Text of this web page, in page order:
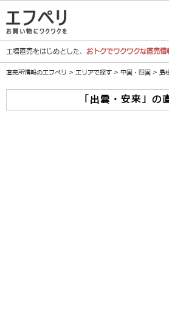
工場直売をはじめとした、 おトクでワクワクな直売情
直売所情報のエフペリ > エリアで探す > 中国・四国 > 島
「出雲・安来」の